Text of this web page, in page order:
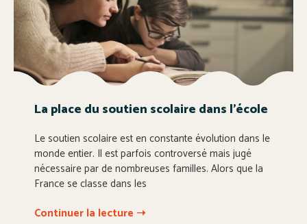
La place du soutien scolaire dans l’école
Le soutien scolaire est en constante évolution dans le
monde entier. Il est parfois controversé mais jugé
nécessaire par de nombreuses familles. Alors que la
France se classe dans les
Continuer la lecture ➝